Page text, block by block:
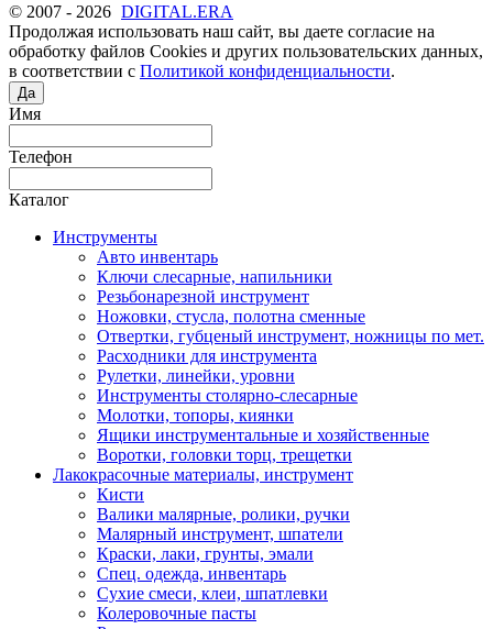
© 2007 - 2026 DIGITAL.ERA
Продолжая использовать наш сайт, вы даете согласие на
обработку файлов Cookies и других пользовательских данных,
в соответствии с Политикой конфиденциальности.
Да
Имя
Телефон
Каталог
Инструменты
Авто инвентарь
Ключи слесарные, напильники
Резьбонарезной инструмент
Ножовки, стусла, полотна сменные
Отвертки, губценый инструмент, ножницы по мет.
Расходники для инструмента
Рулетки, линейки, уровни
Инструменты столярно-слесарные
Молотки, топоры, киянки
Ящики инструментальные и хозяйственные
Воротки, головки торц, трещетки
Лакокрасочные материалы, инструмент
Кисти
Валики малярные, ролики, ручки
Малярный инструмент, шпатели
Краски, лаки, грунты, эмали
Спец. одежда, инвентарь
Сухие смеси, клеи, шпатлевки
Колеровочные пасты